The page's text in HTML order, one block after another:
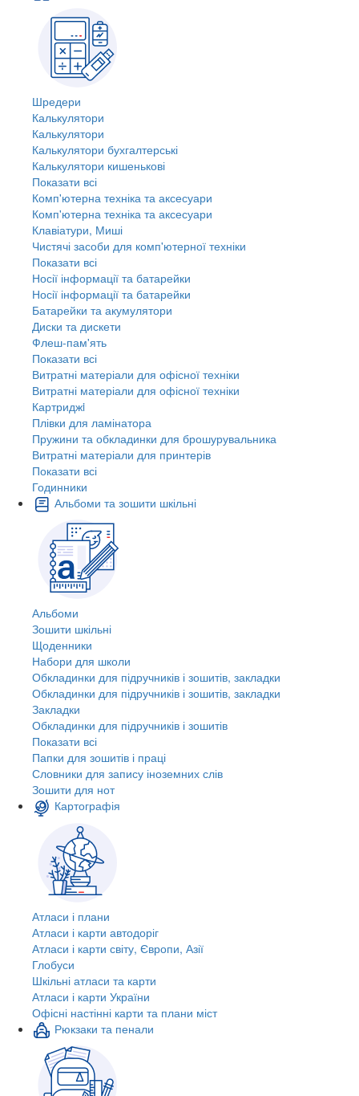
Шредери
Калькулятори
Калькулятори
Калькулятори бухгалтерські
Калькулятори кишенькові
Показати всі
Комп'ютерна техніка та аксесуари
Комп'ютерна техніка та аксесуари
Клавіатури, Миші
Чистячі засоби для комп'ютерної техніки
Показати всі
Носії інформації та батарейки
Носії інформації та батарейки
Батарейки та акумулятори
Диски та дискети
Флеш-пам'ять
Показати всі
Витратні матеріали для офісної техніки
Витратні матеріали для офісної техніки
Картриджi
Плівки для ламінатора
Пружини та обкладинки для брошурувальника
Витратні матеріали для принтерів
Показати всі
Годинники
Альбоми та зошити шкільні
Альбоми
Зошити шкільні
Щоденники
Набори для школи
Обкладинки для підручників і зошитів, закладки
Обкладинки для підручників і зошитів, закладки
Закладки
Обкладинки для підручників і зошитів
Показати всі
Папки для зошитів і праці
Словники для запису іноземних слів
Зошити для нот
Картографія
Атласи і плани
Атласи і карти автодоріг
Атласи і карти світу, Європи, Азії
Глобуси
Шкільні атласи та карти
Атласи і карти України
Офісні настінні карти та плани міст
Рюкзаки та пенали